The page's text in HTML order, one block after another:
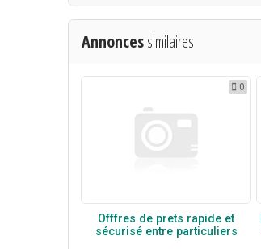
Annoncessimilaires
0
Offfres de prets rapide et
sécurisé entre particuliers